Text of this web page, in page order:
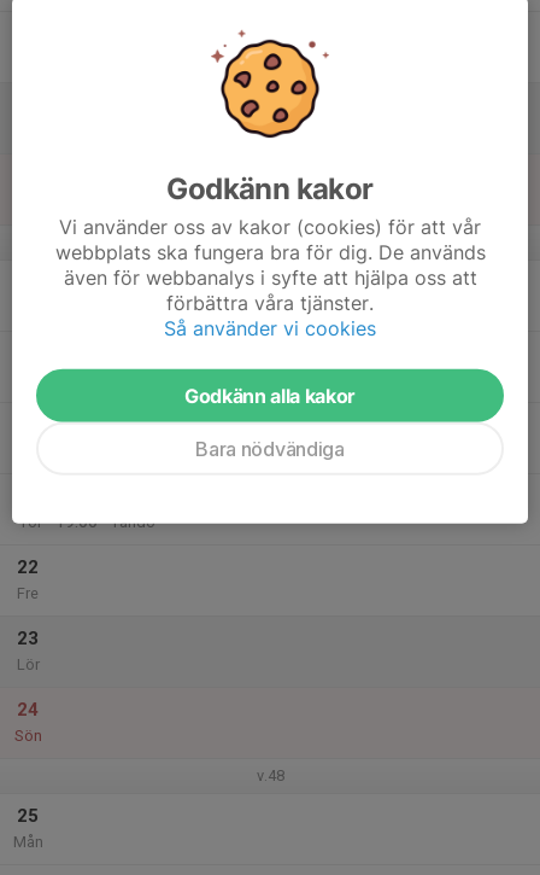
v.47
Tis
Tor
19:00
Tandö
22
Fre
23
Lör
24
Sön
v.48
25
Mån
Godkänn kakor
Vi använder oss av kakor (cookies) för att vår
webbplats ska fungera bra för dig. De används
även för webbanalys i syfte att hjälpa oss att
förbättra våra tjänster.
Så använder vi cookies
Godkänn alla kakor
Bara nödvändiga